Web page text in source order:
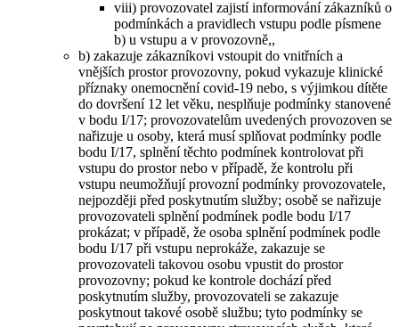
viii) provozovatel zajistí informování zákazníků o
podmínkách a pravidlech vstupu podle písmene
b) u vstupu a v provozovně,,
b) zakazuje zákazníkovi vstoupit do vnitřních a
vnějších prostor provozovny, pokud vykazuje klinické
příznaky onemocnění covid-19 nebo, s výjimkou dítěte
do dovršení 12 let věku, nesplňuje podmínky stanovené
v bodu I/17; provozovatelům uvedených provozoven se
nařizuje u osoby, která musí splňovat podmínky podle
bodu I/17, splnění těchto podmínek kontrolovat při
vstupu do prostor nebo v případě, že kontrolu při
vstupu neumožňují provozní podmínky provozovatele,
nejpozději před poskytnutím služby; osobě se nařizuje
provozovateli splnění podmínek podle bodu I/17
prokázat; v případě, že osoba splnění podmínek podle
bodu I/17 při vstupu neprokáže, zakazuje se
provozovateli takovou osobu vpustit do prostor
provozovny; pokud ke kontrole dochází před
poskytnutím služby, provozovateli se zakazuje
poskytnout takové osobě službu; tyto podmínky se